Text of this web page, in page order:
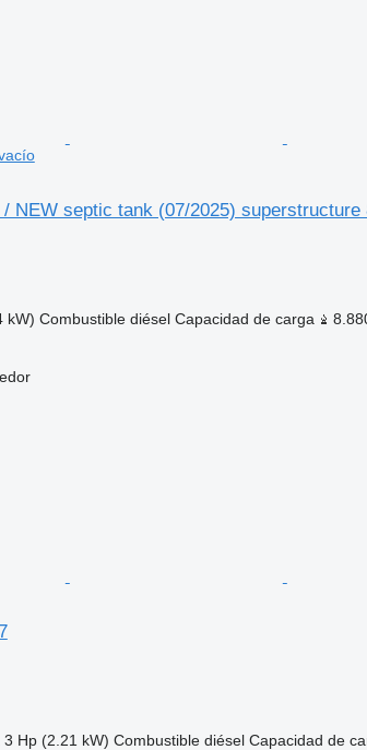
/ NEW septic tank (07/2025) superstructure
kW) Combustible diésel Capacidad de carga
3 Hp (2.21 kW) Combustible diésel Capacidad de